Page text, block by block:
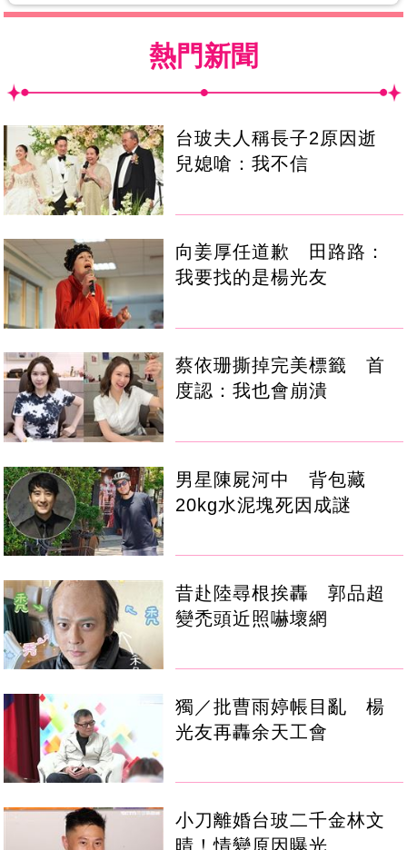
熱門新聞
台玻夫人稱長子2原因逝
兒媳嗆：我不信
向姜厚任道歉 田路路：
我要找的是楊光友
蔡依珊撕掉完美標籤 首
度認：我也會崩潰
男星陳屍河中 背包藏
20kg水泥塊死因成謎
昔赴陸尋根挨轟 郭品超
變禿頭近照嚇壞網
獨／批曹雨婷帳目亂 楊
光友再轟余天工會
小刀離婚台玻二千金林文
晴！情變原因曝光